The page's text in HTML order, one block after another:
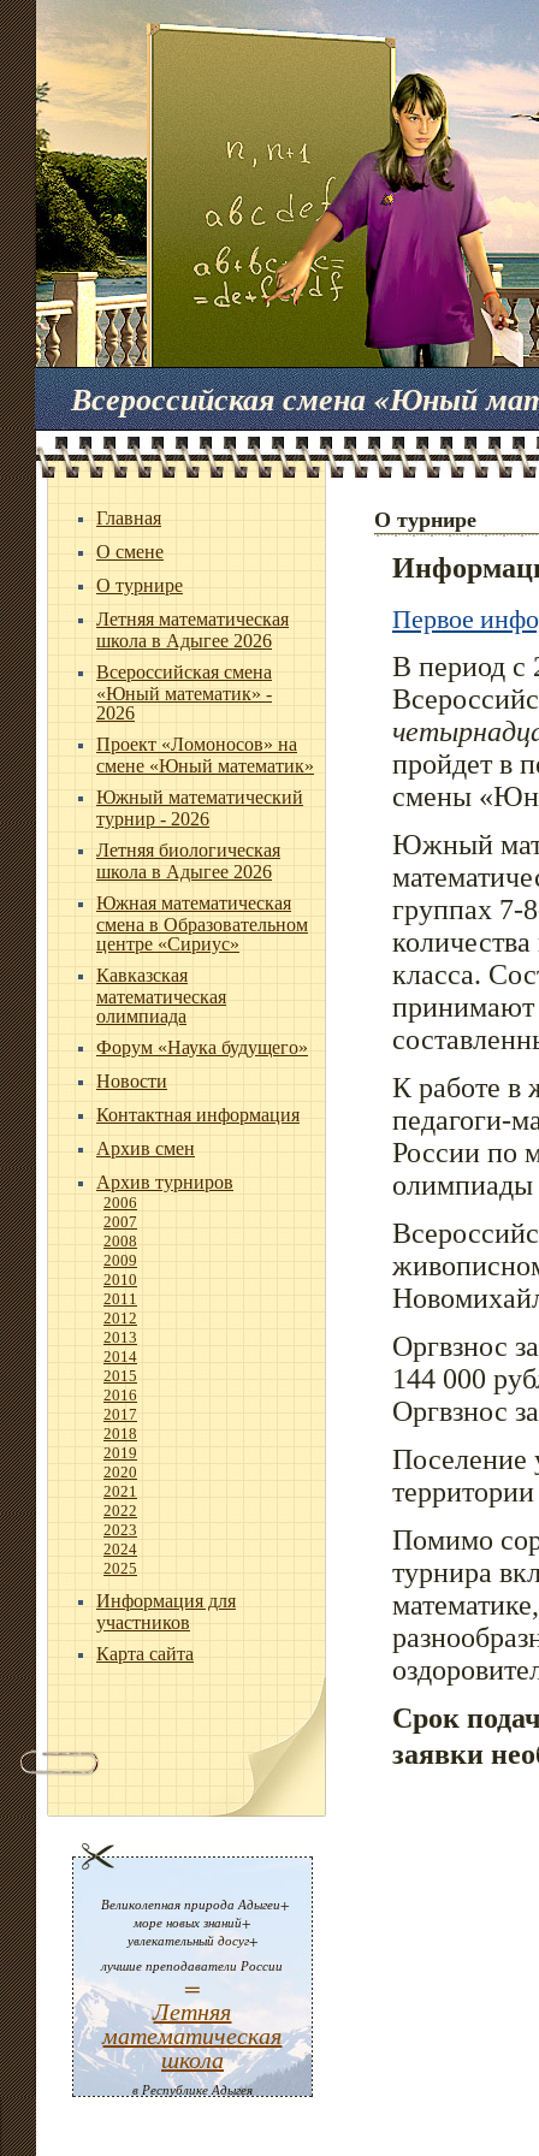
Всероссийская смена «Юный
Главная
О смене
О турнире
Летняя математическая
школа в Адыгее 2026
Всероссийская смена
«Юный математик» -
2026
Проект «Ломоносов» на
смене «Юный математик»
Южный математический
турнир - 2026
Летняя биологическая
школа в Адыгее 2026
Южная математическая
смена в Образовательном
центре «Сириус»
Кавказская
математическая
олимпиада
Форум «Наука будущего»
Новости
Контактная информация
Архив смен
Архив турниров
2006
2007
2008
2009
2010
2011
2012
2013
2014
2015
2016
2017
2018
2019
2020
2021
2022
2023
2024
2025
Информация для
участников
Карта сайта
Великолепная природа Адыгеи+
море новых знаний+
увлекательный досуг+
лучшие преподаватели России
=
Летняя
математическая
школа
в Республике Адыгея
О турнире
Первое
В период с
пройдет в
смены
Южный
группах 7-
класса.
принимают
К работе в
педагоги-
России по
олимпиады
Оргвзнос
144 000
Оргвзнос
Поселение
Помимо
турнира
Срок
заявки